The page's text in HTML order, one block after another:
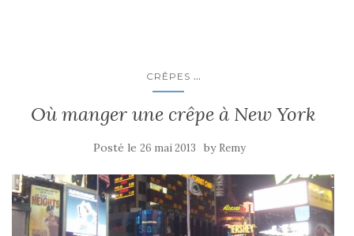
CRÊPES ...
Où manger une crêpe à New York
Posté le 26 mai 2013 by Remy